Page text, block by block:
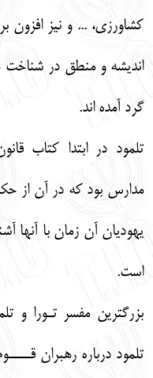
كشاورزي، ... و نيز افزون
انديشه و منطق در شناخت
گرد آمده اند.
تلمود در ابتدا كتاب
مدارس بود كه در آن از
يهوديان آن زمان با آنها
است.
بزرگترين مفسر تـورا و
تلمود درباره رهبران